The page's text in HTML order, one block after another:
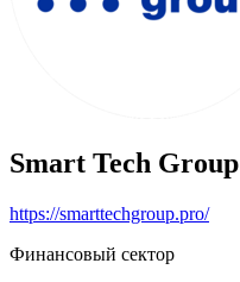
Smart Tech Group
https://smarttechgroup.pro/
Финансовый сектор